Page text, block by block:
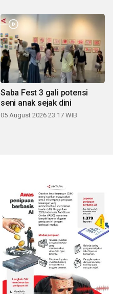
Saba Fest 3 gali potensi
seni anak sejak dini
05 August 2026 23:17 WIB